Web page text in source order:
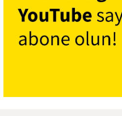
Etkinlikler